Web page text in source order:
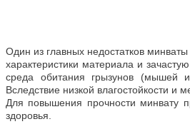
Один из главных недостатков
характеристики материала и
среда обитания грызунов (мышей
Вследствие низкой влагостойкости и
Для повышения прочности минвату
здоровья.